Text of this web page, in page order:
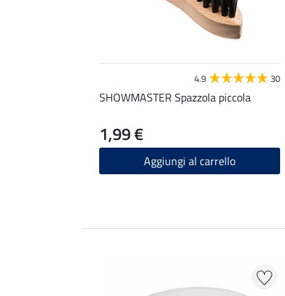
4.9 30
SHOWMASTER Spazzola piccola
1,99 €
Aggiungi al carrello